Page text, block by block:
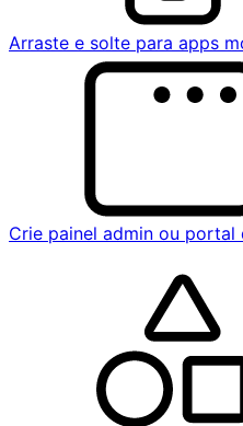
Arraste e solte para apps
Crie painel admin ou portal